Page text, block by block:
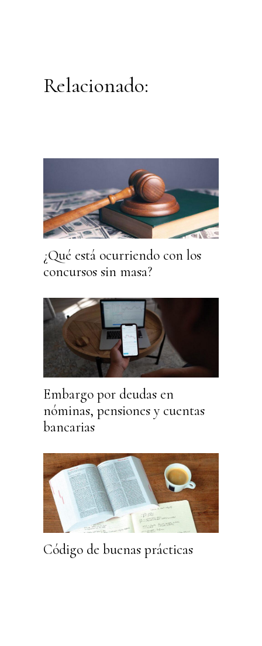
Relacionado:
¿Qué está ocurriendo con los
concursos sin masa?
Embargo por deudas en
nóminas, pensiones y cuentas
bancarias
Código de buenas prácticas